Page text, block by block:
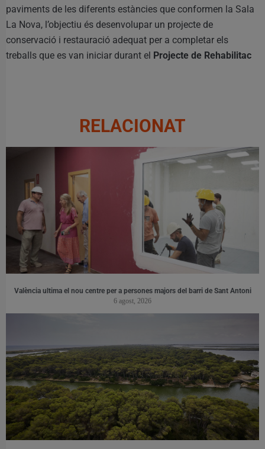
paviments de les diferents estàncies que conformen la Sala
La Nova, l’objectiu és desenvolupar un projecte de
conservació i restauració adequat per a completar els
treballs que es van iniciar durant el Projecte de Rehabilitac
RELACIONAT
València ultima el nou centre per a persones majors del barri de Sant Antoni
6 agost, 2026